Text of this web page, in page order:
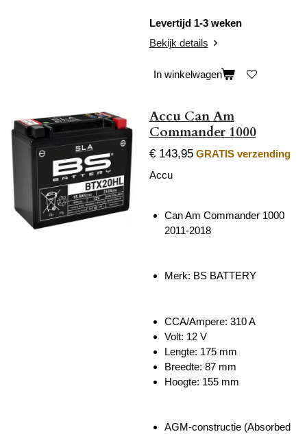
Levertijd 1-3 weken
Bekijk details
In winkelwagen
Accu Can Am
Commander 1000
€ 143,95 GRATIS verzending
Accu
Can Am Commander 1000
2011-2018
Merk: BS BATTERY
CCA/Ampere: 310 A
Volt: 12 V
Lengte: 175 mm
Breedte: 87 mm
Hoogte: 155 mm
AGM-constructie (Absorbed